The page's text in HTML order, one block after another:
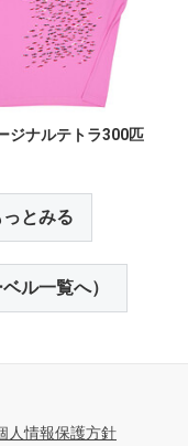
ジナルテトラ300匹
とみる
ル一覧へ）
人情報保護方針